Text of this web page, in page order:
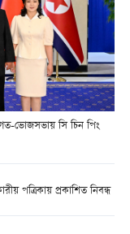
ভোজসভায় সি চিন পিং
পত্রিকায় প্রকাশিত নিবন্ধ